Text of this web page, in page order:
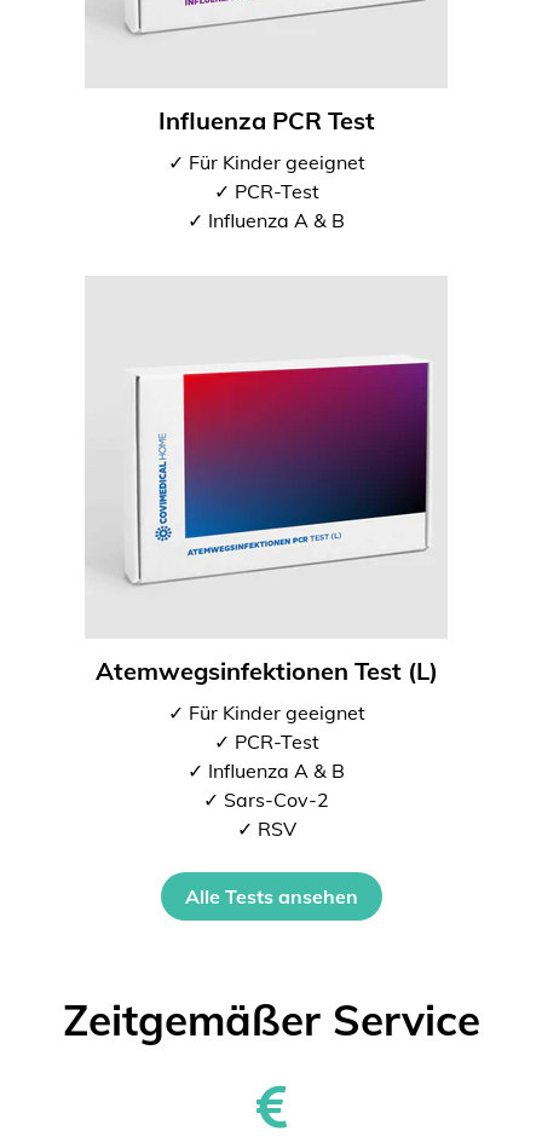
Influenza PCR Test
✓ Für Kinder geeignet
✓ PCR-Test
✓ Influenza A & B
Atemwegsinfektionen Test (L)
✓ Für Kinder geeignet
✓ PCR-Test
✓ Influenza A & B
✓ Sars-Cov-2
✓ RSV
Alle Tests ansehen
Zeitgemäßer Service